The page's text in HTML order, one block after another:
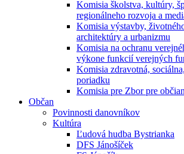
Komisia školstva, kultúry,
regionálneho rozvoja a
Komisia výstavby,
architektúry a urbanizmu
Komisia na ochranu
výkone funkcií verejných
Komisia zdravotná,
poriadku
Komisia pre Zbor pre
Občan
Povinnosti danovníkov
Kultúra
Ľudová hudba Bystrianka
DFS Jánošíček